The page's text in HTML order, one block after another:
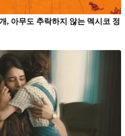
, 아무도 추락하지 않는 멕시코 정